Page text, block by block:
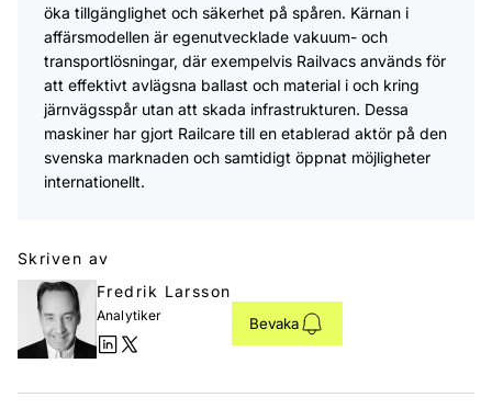
öka tillgänglighet och säkerhet på spåren. Kärnan i
affärsmodellen är egenutvecklade vakuum- och
transportlösningar, där exempelvis Railvacs används för
att effektivt avlägsna ballast och material i och kring
järnvägsspår utan att skada infrastrukturen. Dessa
maskiner har gjort Railcare till en etablerad aktör på den
svenska marknaden och samtidigt öppnat möjligheter
internationellt.
Skriven av
Fredrik Larsson
Analytiker Bevaka